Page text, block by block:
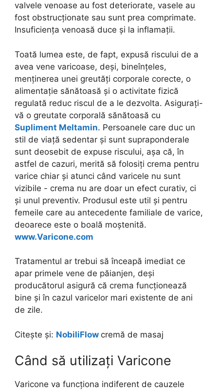
valvele venoase au fost deteriorate, vasele au
fost obstrucționate sau sunt prea comprimate.
Insuficiența venoasă duce și la inflamații.
Toată lumea este, de fapt, expusă riscului de a
avea vene varicoase, deși, bineînțeles,
menținerea unei greutăți corporale corecte, o
alimentație sănătoasă și o activitate fizică
regulată reduc riscul de a le dezvolta. Asigurați-
vă o greutate corporală sănătoasă cu
Supliment Meltamin. Persoanele care duc un
stil de viață sedentar și sunt supraponderale
sunt deosebit de expuse riscului, așa că, în
astfel de cazuri, merită să folosiți crema pentru
varice chiar și atunci când varicele nu sunt
vizibile - crema nu are doar un efect curativ, ci
și unul preventiv. Produsul este util și pentru
femeile care au antecedente familiale de varice,
deoarece este o boală moștenită.
www.Varicone.com
Tratamentul ar trebui să înceapă imediat ce
apar primele vene de păianjen, deși
producătorul asigură că crema funcționează
bine și în cazul varicelor mari existente de ani
de zile.
Citește și: NobiliFlow cremă de masaj
Când să utilizați Varicone
Varicone va funcționa indiferent de cauzele